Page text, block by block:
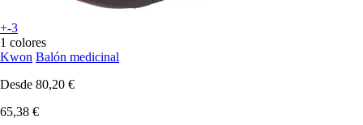
+-3
1 colores
Kwon Balón medicinal
Desde 80,20 €
65,38 €